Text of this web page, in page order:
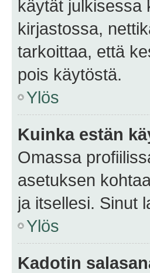
käytät julkisessa
kirjastossa,
tarkoittaa, että
pois käytöstä.
Ylös
Kuinka estän
Omassa
asetuksen
ja itsellesi. Sinut
Ylös
Kadotin